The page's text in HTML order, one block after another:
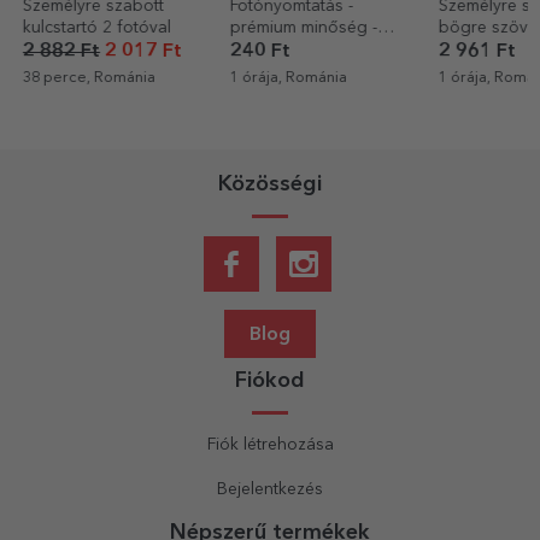
Személyre szabott
kulcstartó 2 fotóval
2 882 Ft2 017 Ft
38 perce, Románia
Fotónyomtatás -
prémium minőség -
10x15 cm-es formátum
240 Ft
1 órája, Románia
Személyre
bögre
Ügyvéd
2 961 Ft
1 órája,
Közösségi
Blog
Fiókod
Fiók létrehozása
Bejelentkezés
Népszerű termékek